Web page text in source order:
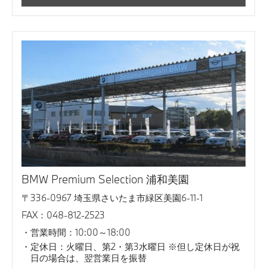
BMW Premium Selection 浦和美園
〒336-0967 埼玉県さいたま市緑区美園6-11-1
FAX：048-812-2523
営業時間：10:00～18:00
定休日：火曜日、第2・第3水曜日 ※但し定休日が祝
日の場合は、翌営業日を振替